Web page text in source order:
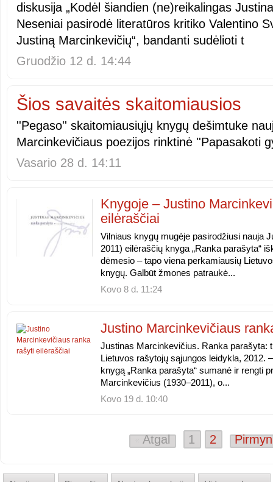
diskusija „Kodėl šiandien (ne)reikalingas
Neseniai pasirodė literatūros kritiko Valentino
Justiną Marcinkevičių“, bandanti sudėlioti t
Gruodžio 12 d. 14:44
Šios savaitės skaitomiausios
''Pegaso'' skaitomiausiųjų knygų dešimtuke
Marcinkevičiaus poezijos rinktinė ''Papasakoti
Vasario 28 d. 14:11
Knygoje – Justino
eilėraščiai
Vilniaus knygų mugėje pasirodžiusi nauja
2011) eilėraščių knyga „Ranka parašyta“
dėmesio – tapo viena perkamiausių
knygų. Galbūt žmones patraukė...
Kovo 8 d. 11:24
Justino Marcinkevičiaus
Justinas Marcinkevičius. Ranka parašyta:
Lietuvos rašytojų sąjungos leidykla, 2012.
knygą „Ranka parašyta“ sumanė ir rengti
Marcinkevičius (1930–2011), o...
Kovo 19 d. 10:40
Atgal 1 2